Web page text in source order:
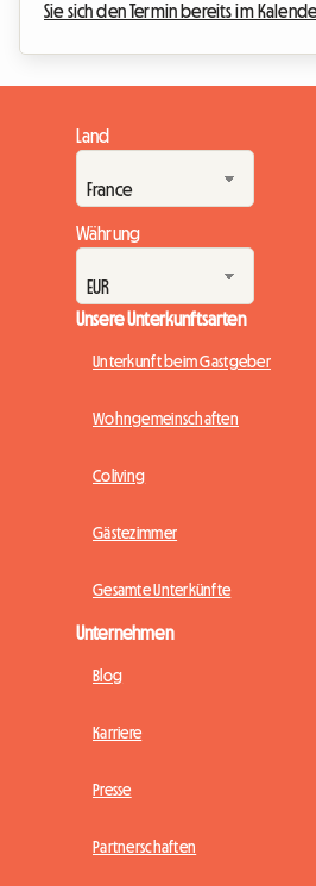
Sie sich den Termin bereits im
erfinden. Auch wenn die offizielle
stattfindet, ist die belgische
Schätze für Liebhaber der neunten
Land
Währung
Unsere Unterkunftsarten
Unterkunft beim Gastgeber
Wohngemeinschaften
Coliving
Gästezimmer
Gesamte Unterkünfte
Unternehmen
Blog
Karriere
Presse
Partnerschaften